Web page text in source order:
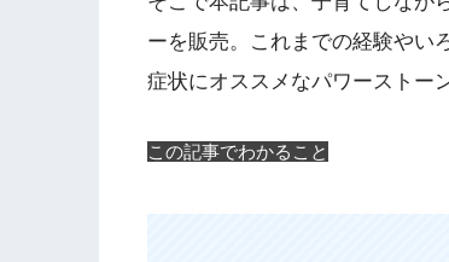
ーを販売。これまでの経験やい
症状にオススメなパワーストー
この記事でわかること